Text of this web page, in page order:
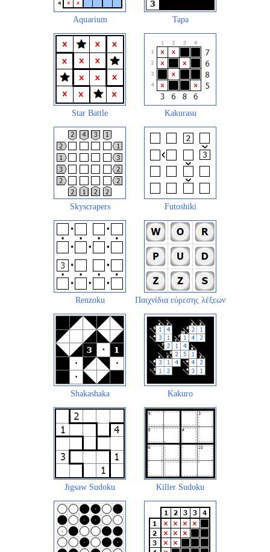
Aquarium Tapa
Star Battle Kakurasu
Skyscrapers Futoshiki
Renzoku Παιχνίδια εύρεσης λέξεων
Shakashaka Kakuro
Jigsaw Sudoku Killer Sudoku